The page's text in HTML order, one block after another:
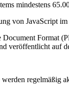
mindestens
von JavaScript
Format
veröffentlicht auf
regelmäßig